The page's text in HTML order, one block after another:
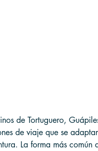
de Tortuguero,
de viaje que se
La forma más común